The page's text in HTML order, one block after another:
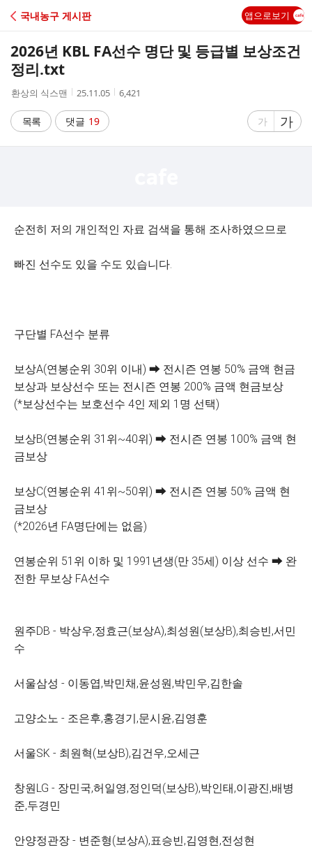
C
A
국내농구 게시판 앱으로보기
2026년 KBL FA선수 명단 및 등급별 보상조건
정리.txt
작
자
환상의 식스맨
작
시
간
25.11.05
조
6,421
목록 댓글 19
글
게
가
글
자
게
가
순전히 저의 개인적인 자료 검색을 통해 조사하였으므로
빠진 선수도 있을 수도 있습니다.
구단별 FA선수 분류
보상A(연봉순위 30위 이내) ➡ 전시즌 연봉 50% 금액 현금
보상과 보상선수 또는 전시즌 연봉 200% 금액 현금보상
(*보상선수는 보호선수 4인 제외 1명 선택)
보상B(연봉순위 31위~40위) ➡ 전시즌 연봉 100% 금액 현
금보상
보상C(연봉순위 41위~50위) ➡ 전시즌 연봉 50% 금액 현
금보상
(*2026년 FA명단에는 없음)
연봉순위 51위 이하 및 1991년생(만 35세) 이상 선수 ➡ 완
전한 무보상 FA선수
원주DB - 박상우,정효근(보상A),최성원(보상B),최승빈,서민
수
서울삼성 - 이동엽,박민채,윤성원,박민우,김한솔
고양소노 - 조은후,홍경기,문시윤,김영훈
서울SK - 최원혁(보상B),김건우,오세근
창원LG - 장민국,허일영,정인덕(보상B),박인태,이광진,배병
준,두경민
안양정관장 - 변준형(보상A),표승빈,김영현,전성현